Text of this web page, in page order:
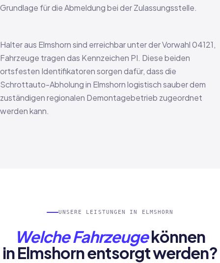
Grundlage für die Abmeldung bei der Zulassungsstelle.
Halter aus Elmshorn sind erreichbar unter der Vorwahl 04121,
Fahrzeuge tragen das Kennzeichen PI. Diese beiden
ortsfesten Identifikatoren sorgen dafür, dass die
Schrottauto-Abholung in Elmshorn logistisch sauber dem
zuständigen regionalen Demontagebetrieb zugeordnet
werden kann.
UNSERE LEISTUNGEN IN ELMSHORN
Welche Fahrzeugekönnen
in Elmshorn entsorgt werden?